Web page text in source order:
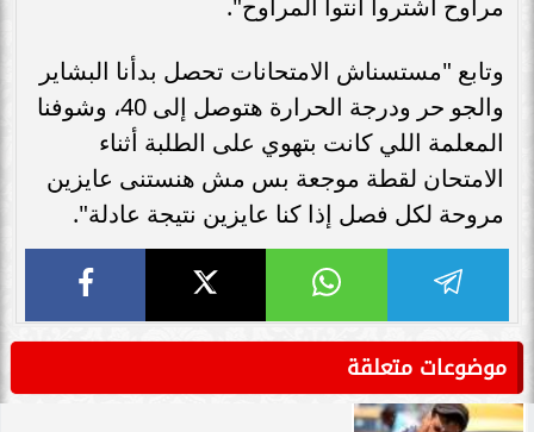
وتابع "مستسناش الامتحانات تحصل بدأنا البشاير
والجو حر ودرجة الحرارة هتوصل إلى 40، وشوفنا
المعلمة اللي كانت بتهوي على الطلبة أثناء
الامتحان لقطة موجعة بس مش هنستنى عايزين
مروحة لكل فصل إذا كنا عايزين نتيجة عادلة".
موضوعات متعلقة